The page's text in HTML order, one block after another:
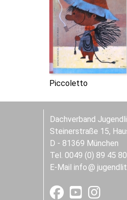
Piccoletto
Dachverband
Steinerstraße 15,
D - 81369 München
Tel. 0049 (0) 89 45
E-Mail info